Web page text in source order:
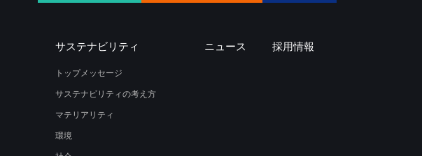
サステナビリティ
トップメッセージ
サステナビリティの考え方
マテリアリティ
環境
ニュース 採用情報